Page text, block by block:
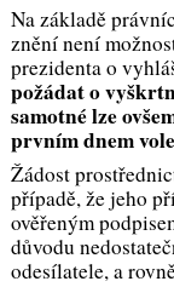
Na základě
znění není
prezidenta o
požádat o
samotné lze
prvním dnem
Žádost
případě, že jeho
ověřeným
důvodu
odesílatele, a